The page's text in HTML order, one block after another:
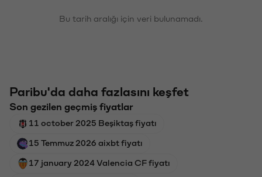
Bu tarih aralığı için veri bulunamadı.
Paribu'da daha fazlasını keşfet
Son gezilen geçmiş fiyatlar
11 october 2025 Beşiktaş fiyatı
15 Temmuz 2026 aixbt fiyatı
17 january 2024 Valencia CF fiyatı